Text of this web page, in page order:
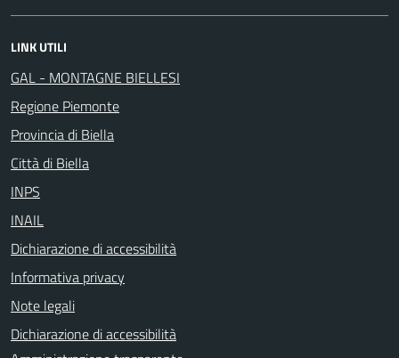
LINK UTILI
GAL - MONTAGNE BIELLESI
Regione Piemonte
Provincia di Biella
Città di Biella
INPS
INAIL
Dichiarazione di accessibilità
Informativa privacy
Note legali
Dichiarazione di accessibilità